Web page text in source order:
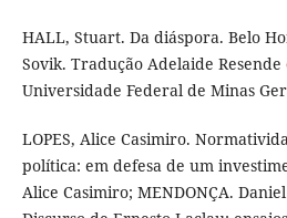
HALL, Stuart. Da diáspora. Belo
Sovik. Tradução Adelaide
Universidade Federal de Minas
LOPES, Alice Casimiro.
política: em defesa de um
Alice Casimiro; MENDONÇA.